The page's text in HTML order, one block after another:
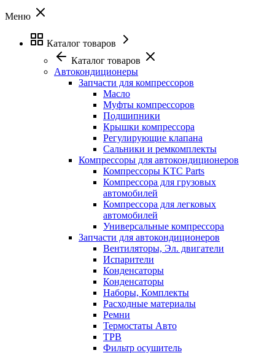
Меню
Каталог товаров
Каталог товаров
Автокондиционеры
Запчасти для компрессоров
Масло
Муфты компрессоров
Подшипники
Крышки компрессора
Регулирующие клапана
Сальники и ремкомплекты
Компрессоры для автокондиционеров
Компрессоры KTC Parts
Компрессора для грузовых
автомобилей
Компрессора для легковых
автомобилей
Универсальные компрессора
Запчасти для автокондиционеров
Вентиляторы, Эл. двигатели
Испарители
Конденсаторы
Конденсаторы
Наборы, Комплекты
Расходные материалы
Ремни
Термостаты Авто
ТРВ
Фильтр осушитель